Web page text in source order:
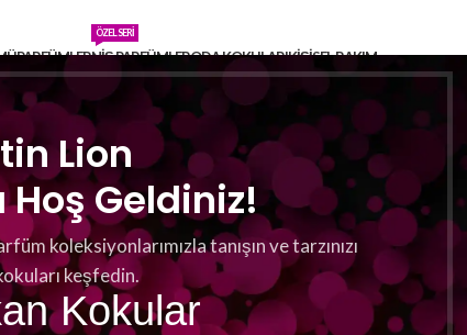
Lion
Hoş Geldiniz!
koleksiyonlarımızla tanışın ve tarzınızı
keşfedin.
Kokular
PARFÜMLERNIŞ PARFÜMLER
ÖZEL SERI
ODA KOKULARIKIŞISEL BAKIM